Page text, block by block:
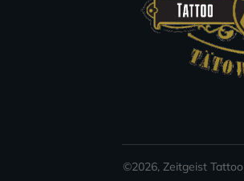
©2026, Zeitgeist Tattoo